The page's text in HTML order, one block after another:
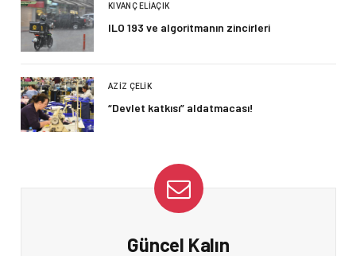
KIVANÇ ELIAÇIK
ILO 193 ve algoritmanın zincirleri
AZIZ ÇELIK
“Devlet katkısı” aldatmacası!
Güncel Kalın